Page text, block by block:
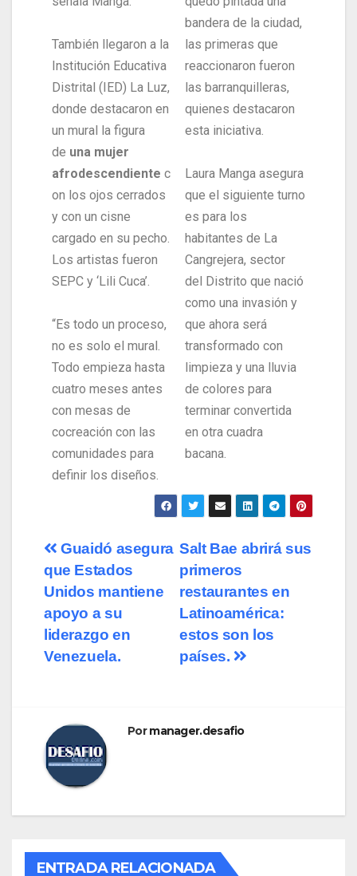
También llegaron a la
Institución Educativa
Distrital (IED) La Luz,
donde destacaron en
un mural la figura
de una mujer
afrodescendiente c
on los ojos cerrados
y con un cisne
cargado en su pecho.
Los artistas fueron
SEPC y ‘Lili Cuca’.
“Es todo un proceso,
no es solo el mural.
Todo empieza hasta
cuatro meses antes
con mesas de
cocreación con las
comunidades para
definir los diseños.
bandera de la ciudad,
las primeras que
reaccionaron fueron
las barranquilleras,
quienes destacaron
esta iniciativa.
Laura Manga asegura
que el siguiente turno
es para los
habitantes de La
Cangrejera, sector
del Distrito que nació
como una invasión y
que ahora será
transformado con
limpieza y una lluvia
de colores para
terminar convertida
en otra cuadra
bacana.
Salt Bae abrirá sus
primeros
restaurantes en
Latinoamérica:
estos son los
países.
Guaidó asegura
que Estados
Unidos mantiene
apoyo a su
liderazgo en
Venezuela.
Pormanager.desafio
ENTRADA RELACIONADA